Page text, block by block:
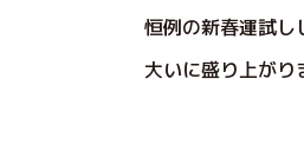
恒例の新春運試し
大いに盛り上がり